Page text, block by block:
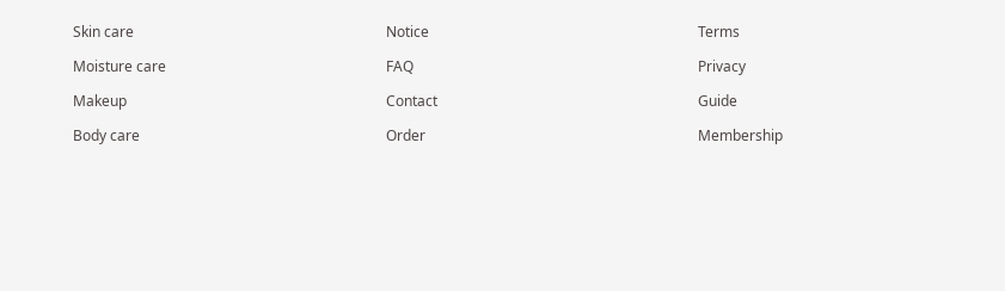
Skin care
Moisture care
Makeup
Body care
Notice
FAQ
Contact
Order
Terms
Privacy
Guide
Membership